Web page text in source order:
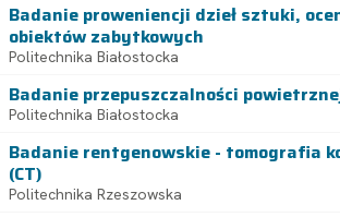
Badanie proweniencji dzieł sztuki,
obiektów zabytkowych
Politechnika Białostocka
Badanie przepuszczalności
Politechnika Białostocka
Badanie rentgenowskie - tomografia
(CT)
Politechnika Rzeszowska